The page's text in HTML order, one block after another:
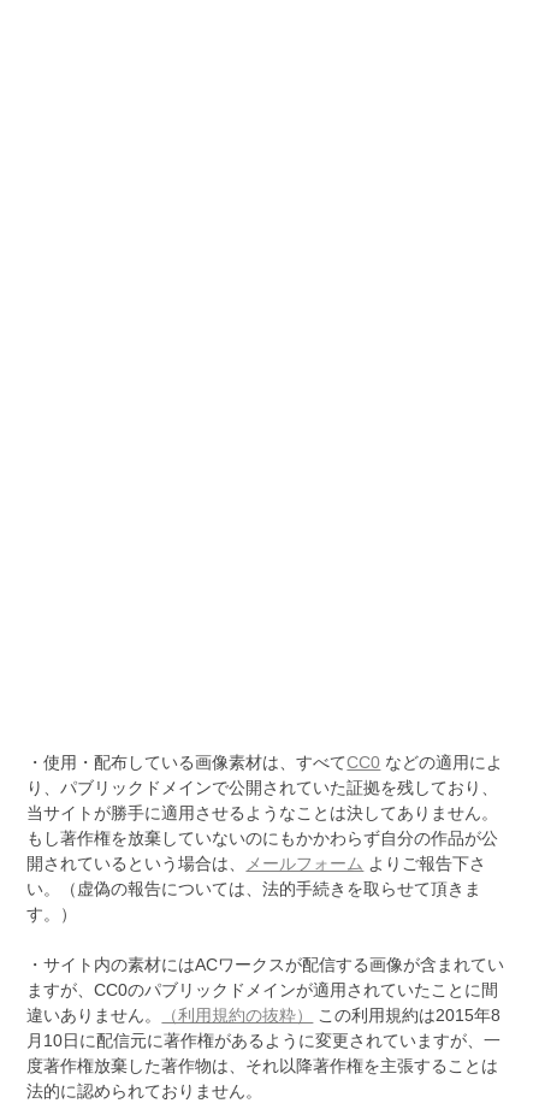
・使用・配布している画像素材は、すべてCC0 などの適用によ
り、パブリックドメインで公開されていた証拠を残しており、
当サイトが勝手に適用させるようなことは決してありません。
もし著作権を放棄していないのにもかかわらず自分の作品が公
開されているという場合は、
メールフォーム よりご報告下さ
い。（虚偽の報告については、法的手続きを取らせて頂きま
す。）
・サイト内の素材にはACワークスが配信する画像が含まれてい
ますが、CC0のパブリックドメインが適用されていたことに間
違いありません。
（利用規約の抜粋）
この利用規約は2015年8
月10日に配信元に著作権があるように変更されていますが、一
度著作権放棄した著作物は、それ以降著作権を主張することは
法的に認められておりません。